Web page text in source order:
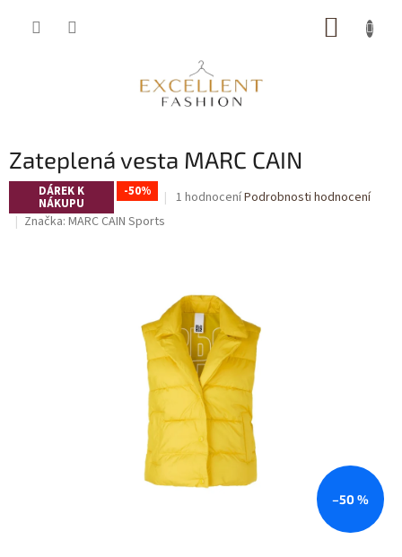
Zateplená vesta MARC CAIN
DÁREK K
NÁKUPU
-50%
Průměrné
5
hvězdiček.
1 hodnoceníPodrobnosti hodnocení
Značka: MARC CAIN Sports
–50 %